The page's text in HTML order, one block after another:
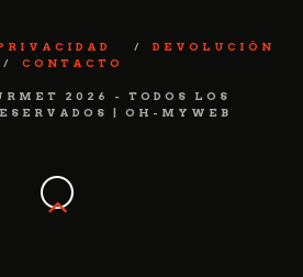
DEVOLUCIÓN
CONTACTO
2026 - TODOS LOS
| OH-MYWEB